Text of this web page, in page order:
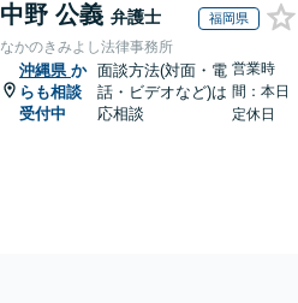
中野 公義 弁護士 福岡県
なかのきみよし法律事務所
沖縄県 か
らも相談
受付中
面談方法(対面・電
話・ビデオなど)は
応相談
営業時
間：本日
定休日